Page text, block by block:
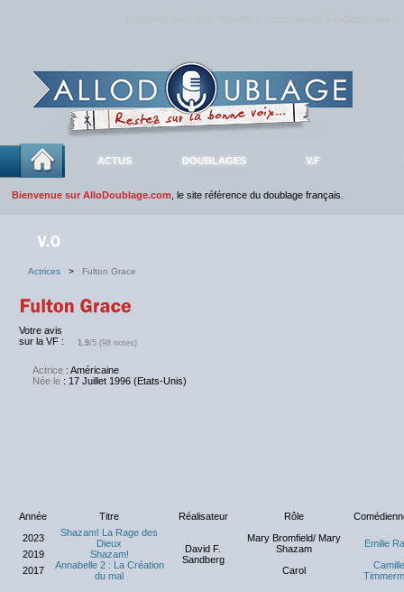
ACTUS DOUBLAGES V.F
Bienvenue sur AlloDoublage.com , le site référence du doublage français.
Actrices > Fulton Grace
Votre avis
sur la VF :
1.9/5 (98 notes)
Actrice : Américaine
Née le : 17 Juillet 1996 (Etats-Unis)
Année Titre Réalisateur Rôle
2023
Shazam! La Rage des
Dieux
David F.
Sandberg
Mary Bromfield/ Mary
Shazam
Emilie
2019
Shazam!
2017
Annabelle 2 : La Création
du mal
Carol
Camille